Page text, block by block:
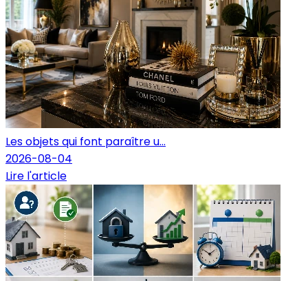
Les objets qui font paraître u...
2026-08-04
Lire l'article